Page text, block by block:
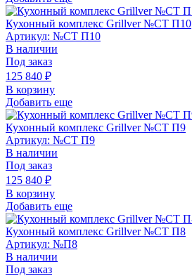
Кухонный комплекс Grillver №СТ П10
Артикул: №СТ П10
В наличии
Под заказ
125 840 ₽
В корзину
Добавить еще
Кухонный комплекс Grillver №СТ П9
Артикул: №СТ П9
В наличии
Под заказ
125 840 ₽
В корзину
Добавить еще
Кухонный комплекс Grillver №СТ П8
Артикул: №П8
В наличии
Под заказ